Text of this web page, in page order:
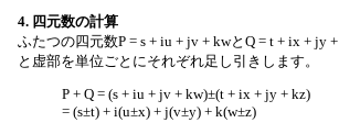
4. 四元数の計算
ふたつの四元数P = s + iu + jv + kwとQ = t + ix +
と虚部を単位ごとにそれぞれ足し引きします。
P + Q = (s + iu + jv + kw)±(t + ix + jy + kz)
= (s±t) + i(u±x) + j(v±y) + k(w±z)